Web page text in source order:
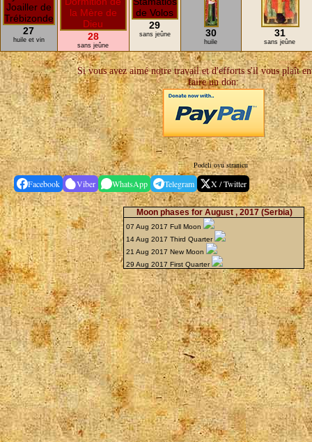
27
huile et vin 28
sans jeûne
29
sans jeûne 30
huile
31
sans jeûne
Si vous avez aimé notre travail et d'efforts s'il vous plaît
faire un don:
Podeli ovu stranicu
Facebook Viber WhatsApp Telegram X / Twitter
Moon phases for August , 2017 (Serbia)
07 Aug 2017 Full Moon
14 Aug 2017 Third Quarter
21 Aug 2017 New Moon
29 Aug 2017 First Quarter